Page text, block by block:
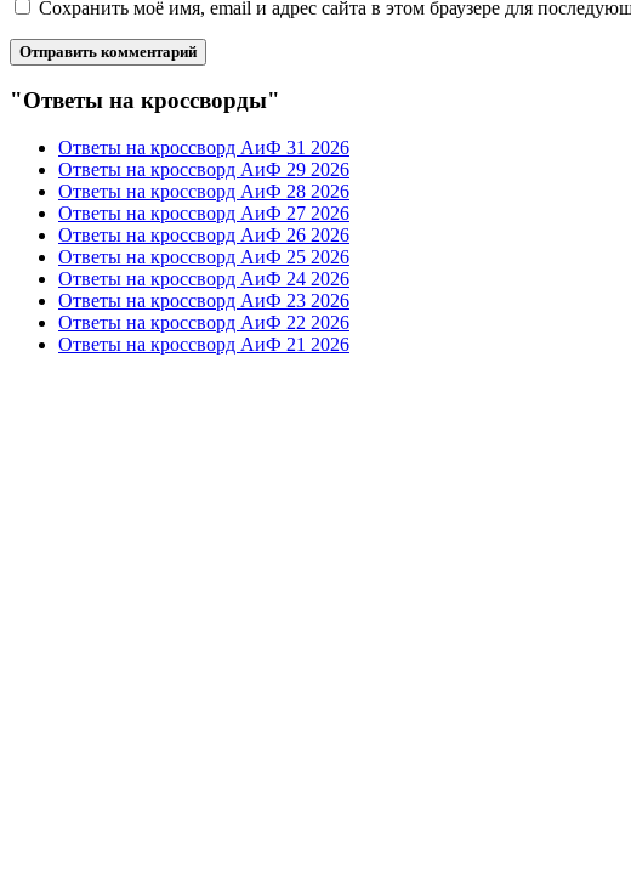
Сохранить моё имя, email и адрес сайта в этом браузере для
"Ответы на кроссворды"
Ответы на кроссворд АиФ 31 2026
Ответы на кроссворд АиФ 29 2026
Ответы на кроссворд АиФ 28 2026
Ответы на кроссворд АиФ 27 2026
Ответы на кроссворд АиФ 26 2026
Ответы на кроссворд АиФ 25 2026
Ответы на кроссворд АиФ 24 2026
Ответы на кроссворд АиФ 23 2026
Ответы на кроссворд АиФ 22 2026
Ответы на кроссворд АиФ 21 2026